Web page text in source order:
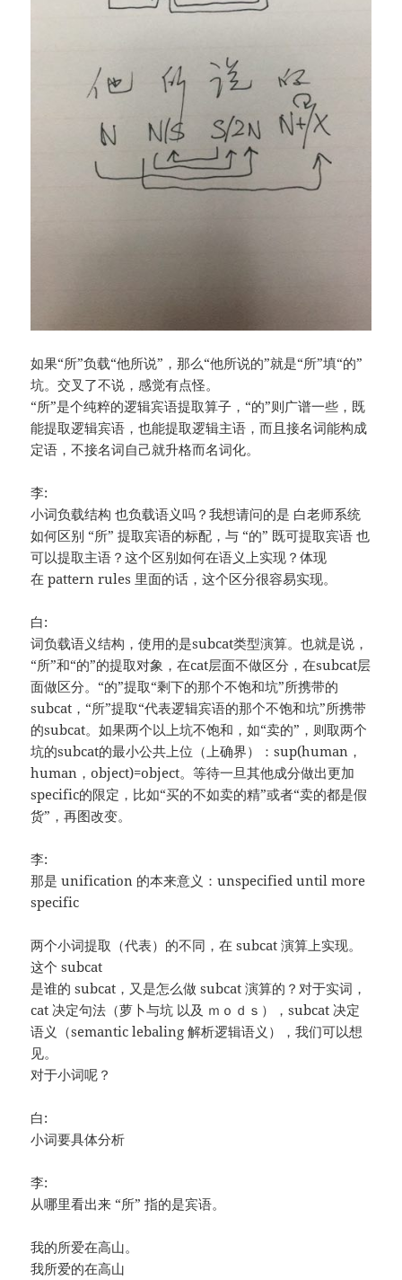
如果“所”负载“他所说”，那么“他所说的”就是“所”填“的”
坑。交叉了不说，感觉有点怪。
“所”是个纯粹的逻辑宾语提取算子，“的”则广谱一些，既
能提取逻辑宾语，也能提取逻辑主语，而且接名词能构成
定语，不接名词自己就升格而名词化。
李:
小词负载结构 也负载语义吗？我想请问的是 白老师系统
如何区别 “所” 提取宾语的标配，与 “的” 既可提取宾语 也
可以提取主语？这个区别如何在语义上实现？体现
在 pattern rules 里面的话，这个区分很容易实现。
白:
词负载语义结构，使用的是subcat类型演算。也就是说，
“所”和“的”的提取对象，在cat层面不做区分，在subcat层
面做区分。“的”提取“剩下的那个不饱和坑”所携带的
subcat，“所”提取“代表逻辑宾语的那个不饱和坑”所携带
的subcat。如果两个以上坑不饱和，如“卖的”，则取两个
坑的subcat的最小公共上位（上确界）：sup(human，
human，object)=object。等待一旦其他成分做出更加
specific的限定，比如“买的不如卖的精”或者“卖的都是假
货”，再图改变。
李:
那是 unification 的本来意义：unspecified until more
specific
两个小词提取（代表）的不同，在 subcat 演算上实现。
这个 subcat
是谁的 subcat，又是怎么做 subcat 演算的？对于实词，
cat 决定句法（萝卜与坑 以及 ｍｏｄｓ），subcat 决定
语义（semantic lebaling 解析逻辑语义），我们可以想
见。
对于小词呢？
白:
小词要具体分析
李:
从哪里看出来 “所” 指的是宾语。
我的所爱在高山。
我所爱的在高山